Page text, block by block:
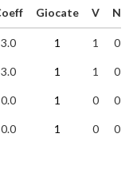
Giocate V N
3.0 1 1 0
3.0 1 1 0
0.0 1 0 0
0.0 1 0 0